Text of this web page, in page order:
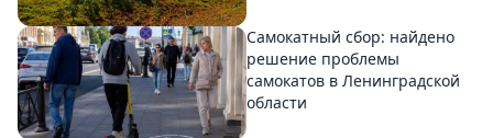
Самокатный сбор: найдено
решение проблемы
самокатов в Ленинградской
области